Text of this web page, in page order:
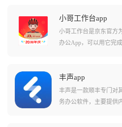
小哥工作台app
小哥工作台是京东官方
办公App，可以用它完
京东各条线的业务功能
障服务质量的数字化助
丰声app
丰声是一款顺丰专门对
务办公软件，主要提供